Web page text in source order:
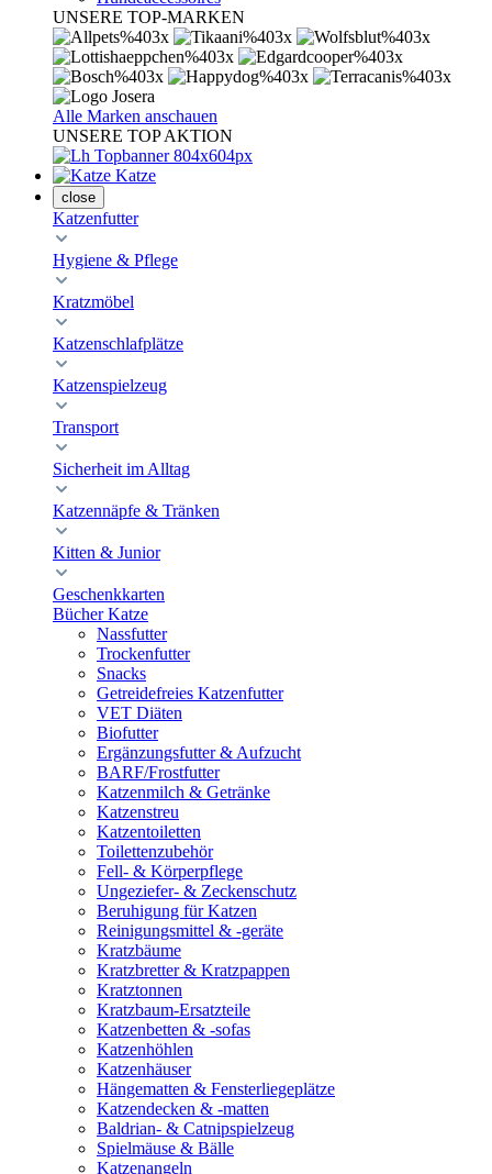
UNSERE TOP-MARKEN
Alle Marken anschauen
UNSERE TOP AKTION
Katze
close
Katzenfutter
Hygiene & Pflege
Kratzmöbel
Katzenschlafplätze
Katzenspielzeug
Transport
Sicherheit im Alltag
Katzennäpfe & Tränken
Kitten & Junior
Geschenkkarten
Bücher Katze
Nassfutter
Trockenfutter
Snacks
Getreidefreies Katzenfutter
VET Diäten
Biofutter
Ergänzungsfutter & Aufzucht
BARF/Frostfutter
Katzenmilch & Getränke
Katzenstreu
Katzentoiletten
Toilettenzubehör
Fell- & Körperpflege
Ungeziefer- & Zeckenschutz
Beruhigung für Katzen
Reinigungsmittel & -geräte
Kratzbäume
Kratzbretter & Kratzpappen
Kratztonnen
Kratzbaum-Ersatzteile
Katzenbetten & -sofas
Katzenhöhlen
Katzenhäuser
Hängematten & Fensterliegeplätze
Katzendecken & -matten
Baldrian- & Catnipspielzeug
Spielmäuse & Bälle
Katzenangeln